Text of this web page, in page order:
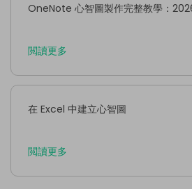
OneNote 心智圖製作完整教學：
閲讀更多
在 Excel 中建立心智圖
閲讀更多